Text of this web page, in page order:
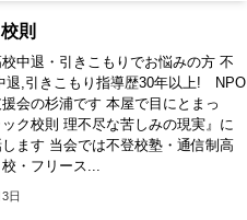
則
中退・引きこもりでお悩みの方 不
退,引きこもり指導歴30年以上! NPO
会の杉浦です 本屋で目にとまっ
ク校則 理不尽な苦しみの現実』に
ます 当会では不登校塾・通信制高
・フリース...
日